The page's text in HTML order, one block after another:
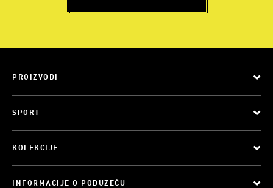
PROIZVODI
SPORT
KOLEKCIJE
INFORMACIJE O PODUZEĆU